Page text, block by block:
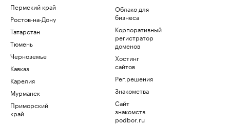
Пермский край
Ростов-на-Дону
Татарстан
Тюмень
Черноземье
Кавказ
Карелия
Мурманск
Приморский
край
Облако для
бизнеса
Корпоративный
регистратор
доменов
Хостинг
сайтов
Рег.решения
Знакомства
Сайт
знакомств
podbor.ru